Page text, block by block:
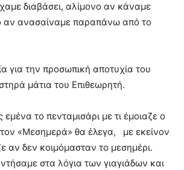
διαβάσει, αλίμονο αν κάναμε
αν ανασαίναμε παραπάνω από το
για την προσωπική αποτυχία του
μάτια του Επιθεωρητή.
το πενταμισάρι με τι έμοιαζε ο
«Μεσημερά» θα έλεγα, με εκείνον
αν δεν κοιμόμασταν το μεσημέρι.
στα λόγια των γιαγιάδων και